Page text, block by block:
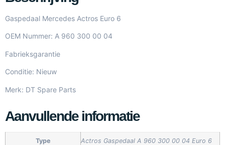
Gaspedaal Mercedes Actros Euro 6
OEM Nummer: A 960 300 00 04
Fabrieksgarantie
Conditie: Nieuw
Merk: DT Spare Parts
Aanvullende informatie
Type Actros Gaspedaal A 960 300 00 04 Euro 6